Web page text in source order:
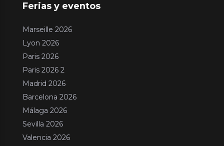
Ferias y eventos
Marseille 2026
Lyon 2026
Paris 2026
Paris 2026 2
Madrid 2026
Barcelona 2026
Málaga 2026
Sevilla 2026
Valencia 2026